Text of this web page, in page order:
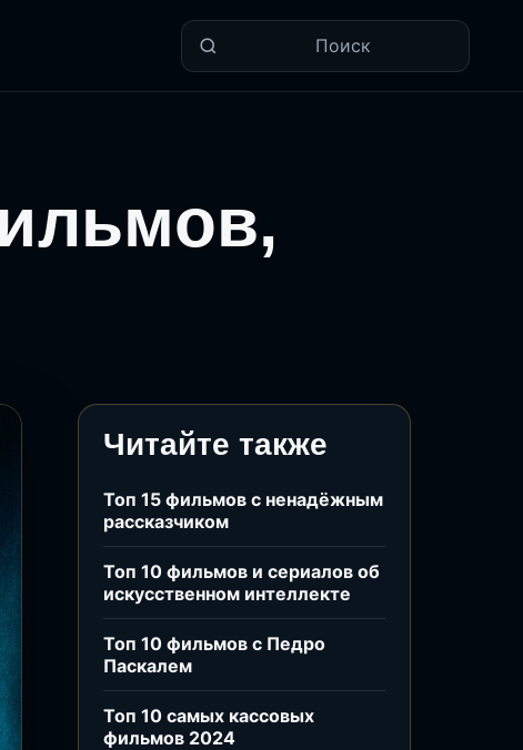
Поиск
Читайте также
Топ 15 фильмов с ненадёжным
рассказчиком
Топ 10 фильмов и сериалов об
искусственном интеллекте
Топ 10 фильмов с Педро
Паскалем
Топ 10 самых кассовых
фильмов 2024